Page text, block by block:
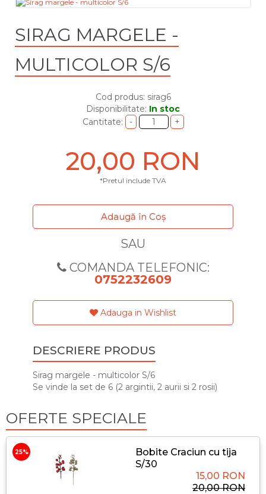
SIRAG MARGELE -
MULTICOLOR S/6
Cod produs: sirag6
Disponibilitate: In stoc
Cantitate:
20,00 RON
*Pretul include TVA
Adaugă în Coş
SAU
COMANDA TELEFONIC:
0752232609
Adauga in Wishlist
DESCRIERE PRODUS
Sirag margele - multicolor S/6
Se vinde la set de 6 (2 argintii, 2 aurii si 2 rosii)
OFERTE SPECIALE
25%
Bobite Craciun cu tija
S/30
15,00 RON
20,00 RON